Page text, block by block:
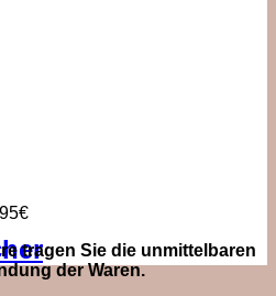
tragen Sie die unmittelbaren
der Waren.